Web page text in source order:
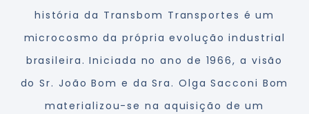
história da Transbom Transportes é um
microcosmo da própria evolução industrial
brasileira. Iniciada no ano de 1966, a visão
do Sr. João Bom e da Sra. Olga Sacconi Bom
materializou-se na aquisição de um